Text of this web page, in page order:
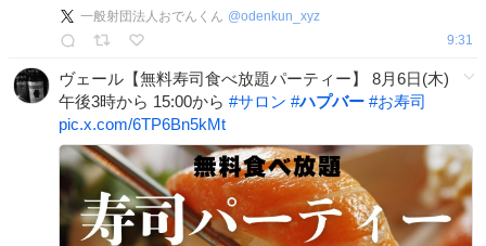
一般射団法人おでんくん @odenkun_xyz
9:31
ヴェール【無料寿司食べ放題パーティー】 8月6日(木)
午後3時から 15:00から #サロン #ハプバー #お寿司
pic.x.com/6TP6Bn5kMt